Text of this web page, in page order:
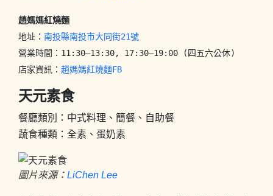
趙媽媽紅燒麵
地址： 南投縣南投市大同街21號
營業時間：11:30–13:30, 17:30–19:00 (四五六公休)
店家資訊： 趙媽媽紅燒麵FB
天元素食
餐廳類別：中式料理、簡餐、自助餐
蔬食種類：全素、蛋奶素
圖片來源： LiChen Lee